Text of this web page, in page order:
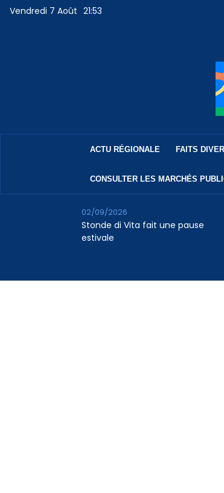
Vendredi 7 Août 21:53
ACTU RÉGIONALE FAITS
CONSULTER LES MARCHÉS
Stonde di Vita fait une pause
estivale
02/09/2026